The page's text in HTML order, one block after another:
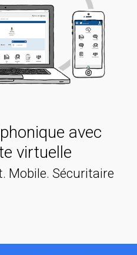
avec
virtuelle
Mobile. Sécuritaire